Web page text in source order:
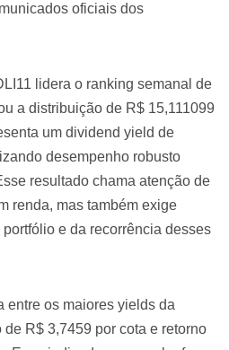
oficiais dos
lidera o ranking semanal de
a distribuição de R$ 15,111099
um dividend yield de
desempenho robusto
resultado chama atenção de
renda, mas também exige
e da recorrência desses
entre os maiores yields da
R$ 3,7459 por cota e retorno